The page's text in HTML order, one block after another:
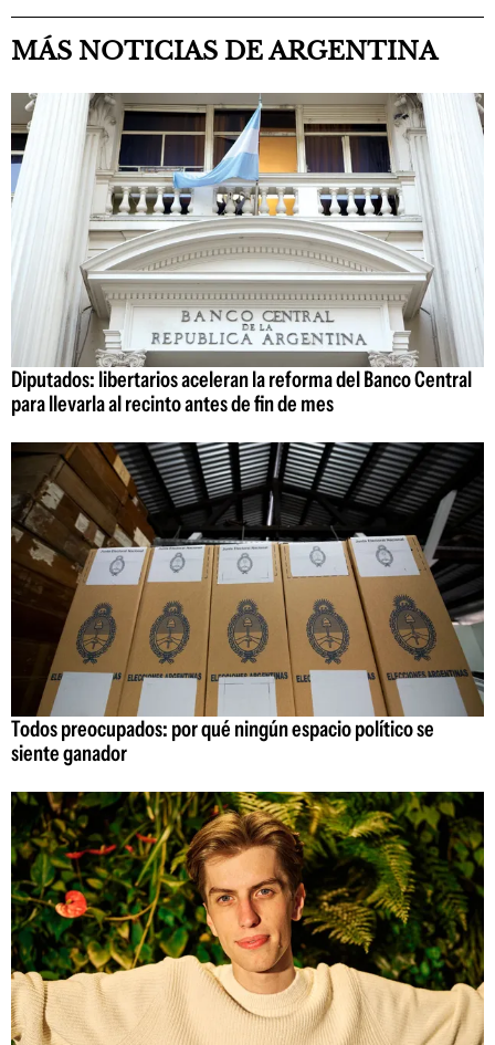
MÁS NOTICIAS DE ARGENTINA
Diputados: libertarios aceleran la reforma del Banco Central
para llevarla al recinto antes de fin de mes
Todos preocupados: por qué ningún espacio político se
siente ganador